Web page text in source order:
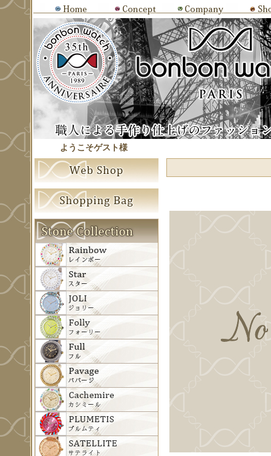
ようこそゲスト様